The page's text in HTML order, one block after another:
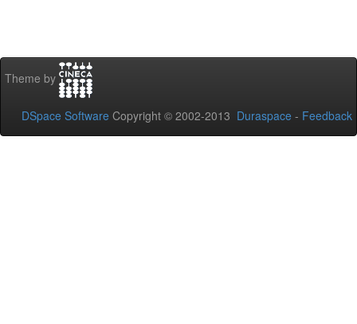
Theme by
DSpace Software Copyright © 2002-2013 Duraspace - Feedback